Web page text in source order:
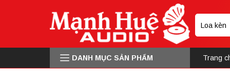
DANH MỤC SẢN PHẨM Trang